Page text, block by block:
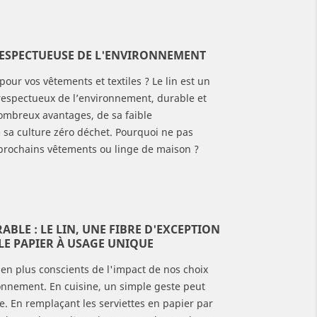
du lin, mais pour
artisanale,
localement
les plis de vos draps ou de
vos vêtements ? Et si le
froissé du lin était en fait sa
plus...
Lire plus
DE L'ENVIRONNEMENT
vos vêtements et textiles ? Le lin est un
de l’environnement, durable et
avantages, de sa faible
sa culture zéro déchet. Pourquoi ne pas
vêtements ou linge de maison ?
: LE LIN, UNE FIBRE D'EXCEPTION
PAPIER À USAGE UNIQUE
plus conscients de l'impact de nos choix
En cuisine, un simple geste peut
En remplaçant les serviettes en papier par